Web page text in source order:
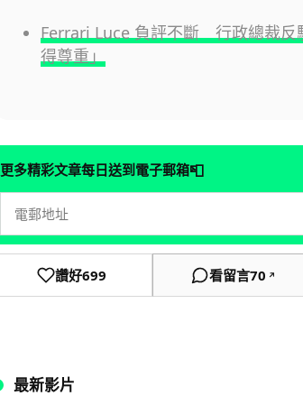
Ferrari Luce 負評不斷 行政總裁反
得尊重」
更多精彩文章每日送到電子郵箱📮
讚好699 看留言70 ↗
最新影片